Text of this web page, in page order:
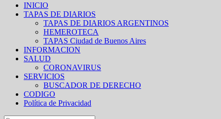
INICIO
TAPAS DE DIARIOS
TAPAS DE DIARIOS ARGENTINOS
HEMEROTECA
TAPAS Ciudad de Buenos Aires
INFORMACION
SALUD
CORONAVIRUS
SERVICIOS
BUSCADOR DE DERECHO
CODIGO
Política de Privacidad